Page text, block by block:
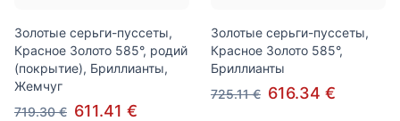
Золотые серьги-пуссеты,
Красное Золото 585°, родий
(покрытие), Бриллианты,
Жемчуг
719.30 € 611.41 €
Золотые серьги-пуссеты,
Красное Золото 585°,
Бриллианты
725.11 € 616.34 €